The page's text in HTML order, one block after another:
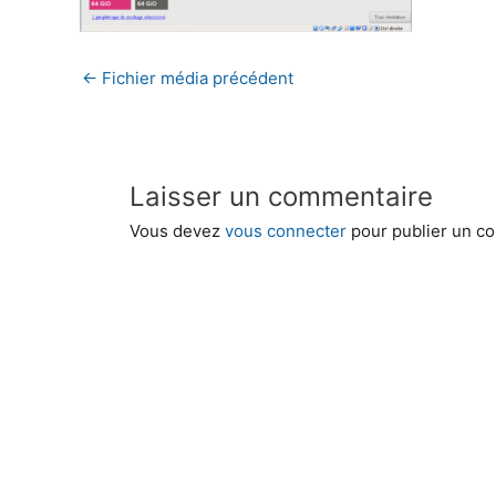
← Fichier média précédent
Laisser un commentaire
Vous devez vous connecter pour publier un